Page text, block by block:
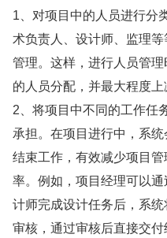
1、对项目中的人员进行分
术负责人、设计师、监理
管理。这样，进行人员管
的人员分配，并最大程度上
2、将项目中不同的工作任
承担。在项目进行中，系统
结束工作，有效减少项目
率。例如，项目经理可以
计师完成设计任务后，系
审核，通过审核后直接交